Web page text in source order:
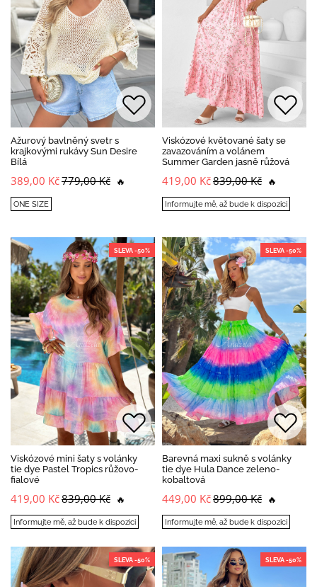
Ažurový bavlněný svetr s
krajkovými rukávy Sun Desire
Bílá
389,00 Kč779,00 Kč 🔥
ONE SIZE
Viskózové květované šaty se
zavazováním a volánem
Summer Garden jasně růžová
419,00 Kč839,00 Kč 🔥
Informujte mě, až bude k dispozici
SLEVA -50%
Viskózové mini šaty s volánky
tie dye Pastel Tropics růžovo-
fialové
419,00 Kč839,00 Kč 🔥
Informujte mě, až bude k dispozici
SLEVA -50%
Barevná maxi sukně s volánky
tie dye Hula Dance zeleno-
kobaltová
449,00 Kč899,00 Kč 🔥
Informujte mě, až bude k dispozici
SLEVA -50% SLEVA -50%